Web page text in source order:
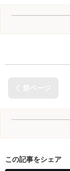
この記事をシェア